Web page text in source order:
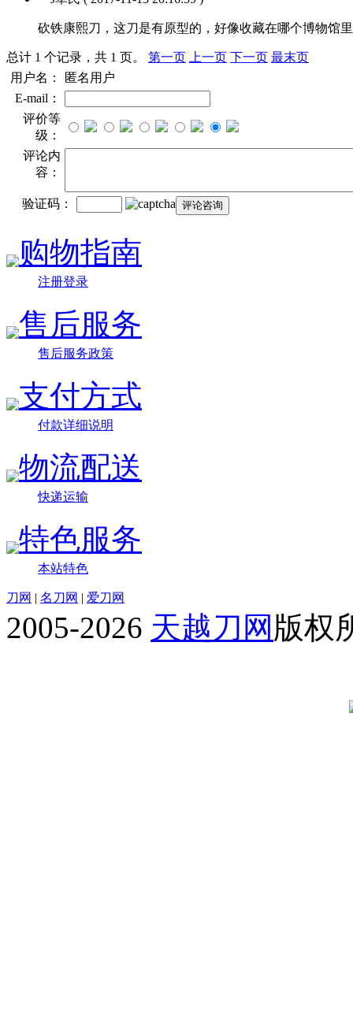
砍铁康熙刀，这刀是有原型的，好像收藏在哪个博物馆里
总计 1 个记录，共 1 页。 第一页 上一页 下一页 最末页
用户名：
匿名用户
E-mail：
评价等
级：
评论内
容：
验证码：
购物指南
注册登录
售后服务
售后服务政策
支付方式
付款详细说明
物流配送
快递运输
特色服务
本站特色
刀网 | 名刀网 | 爱刀网
2005-2026 天越刀网 版权